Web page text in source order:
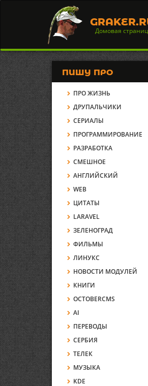
Домовая
ПИШУ ПРО
ПРО ЖИЗНЬ
ДРУПАЛЬЧИКИ
СЕРИАЛЫ
ПРОГРАММИРОВАНИЕ
РАЗРАБОТКА
СМЕШНОЕ
АНГЛИЙСКИЙ
WEB
ЦИТАТЫ
LARAVEL
ЗЕЛЕНОГРАД
ФИЛЬМЫ
ЛИНУКС
НОВОСТИ МОДУЛЕЙ
КНИГИ
OCTOBERCMS
AI
ПЕРЕВОДЫ
СЕРБИЯ
ТЕЛЕК
МУЗЫКА
KDE